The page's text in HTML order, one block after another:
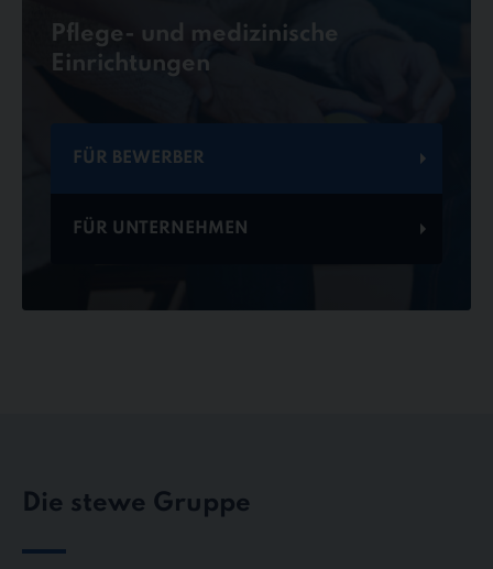
Pflege- und medizinische
Einrichtungen
FÜR BEWERBER
FÜR UNTERNEHMEN
Die stewe Gruppe